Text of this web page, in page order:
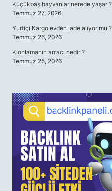
Küçükbaş hayvanlar nerede yaşar ?
Temmuz 27, 2026
Yurtiçi Kargo evden iade alıyor mu ?
Temmuz 26, 2026
Klonlamanın amacı nedir ?
Temmuz 25, 2026